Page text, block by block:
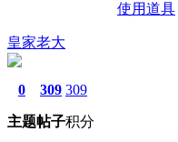
使用道具
皇家老大
0
主题
309
帖子
309
积分